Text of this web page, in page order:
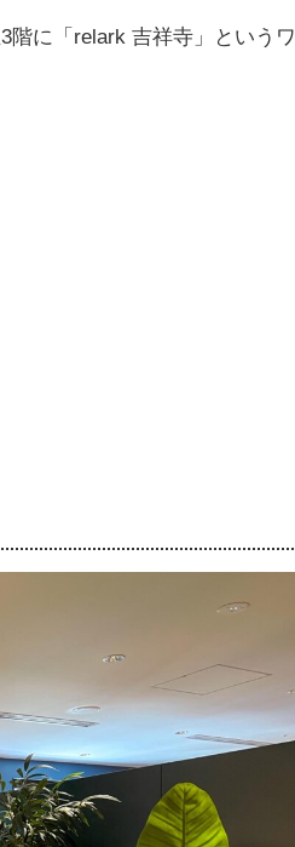
3階に「relark 吉祥寺」というワ